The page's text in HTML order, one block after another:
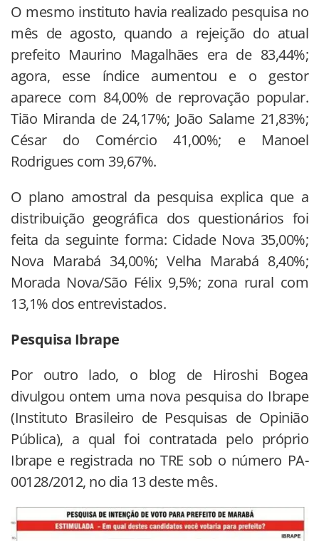
O mesmo instituto havia realizado pesquisa no
mês de agosto, quando a rejeição do atual
prefeito Maurino Magalhães era de 83,44%;
agora, esse índice aumentou e o gestor
aparece com 84,00% de reprovação popular.
Tião Miranda de 24,17%; João Salame 21,83%;
César do Comércio 41,00%; e Manoel
Rodrigues com 39,67%.
O plano amostral da pesquisa explica que a
distribuição geográfica dos questionários foi
feita da seguinte forma: Cidade Nova 35,00%;
Nova Marabá 34,00%; Velha Marabá 8,40%;
Morada Nova/São Félix 9,5%; zona rural com
13,1% dos entrevistados.
Pesquisa Ibrape
Por outro lado, o blog de Hiroshi Bogea
divulgou ontem uma nova pesquisa do Ibrape
(Instituto Brasileiro de Pesquisas de Opinião
Pública), a qual foi contratada pelo próprio
Ibrape e registrada no TRE sob o número PA-
00128/2012, no dia 13 deste mês.